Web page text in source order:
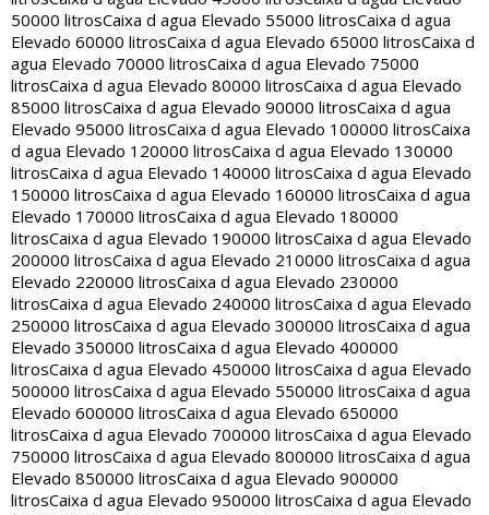
50000 litrosCaixa d agua Elevado 55000 litrosCaixa d agua
Elevado 60000 litrosCaixa d agua Elevado 65000 litrosCaixa d
agua Elevado 70000 litrosCaixa d agua Elevado 75000
litrosCaixa d agua Elevado 80000 litrosCaixa d agua Elevado
85000 litrosCaixa d agua Elevado 90000 litrosCaixa d agua
Elevado 95000 litrosCaixa d agua Elevado 100000 litrosCaixa
d agua Elevado 120000 litrosCaixa d agua Elevado 130000
litrosCaixa d agua Elevado 140000 litrosCaixa d agua Elevado
150000 litrosCaixa d agua Elevado 160000 litrosCaixa d agua
Elevado 170000 litrosCaixa d agua Elevado 180000
litrosCaixa d agua Elevado 190000 litrosCaixa d agua Elevado
200000 litrosCaixa d agua Elevado 210000 litrosCaixa d agua
Elevado 220000 litrosCaixa d agua Elevado 230000
litrosCaixa d agua Elevado 240000 litrosCaixa d agua Elevado
250000 litrosCaixa d agua Elevado 300000 litrosCaixa d agua
Elevado 350000 litrosCaixa d agua Elevado 400000
litrosCaixa d agua Elevado 450000 litrosCaixa d agua Elevado
500000 litrosCaixa d agua Elevado 550000 litrosCaixa d agua
Elevado 600000 litrosCaixa d agua Elevado 650000
litrosCaixa d agua Elevado 700000 litrosCaixa d agua Elevado
750000 litrosCaixa d agua Elevado 800000 litrosCaixa d agua
Elevado 850000 litrosCaixa d agua Elevado 900000
litrosCaixa d agua Elevado 950000 litrosCaixa d agua Elevado